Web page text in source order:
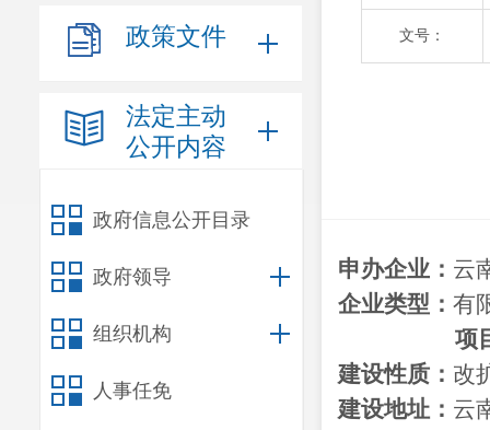
政策文件
法定主动
公开内容
政府信息公开目录
政府领导
组织机构
人事任免
文号：
申办企业： 云
企业类型： 有
项
建设性质： 改
建设地址： 云